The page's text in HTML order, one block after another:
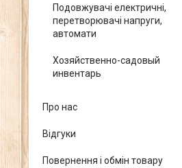
Подовжувачі електричні,
перетворювачі напруги,
автомати
Хозяйственно-садовый
инвентарь
Про нас
Відгуки
Повернення і обмін товару